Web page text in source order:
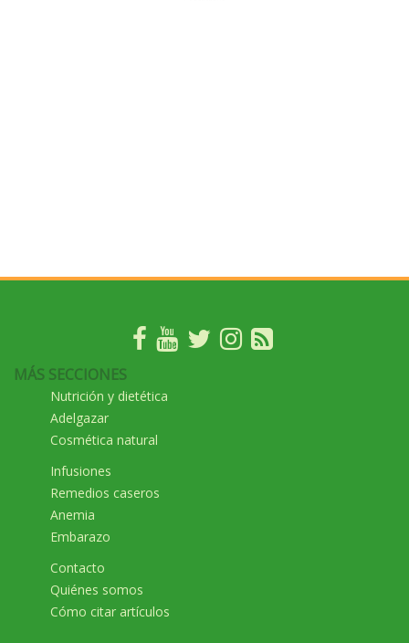
MÁS SECCIONES
Nutrición y dietética
Adelgazar
Cosmética natural
Infusiones
Remedios caseros
Anemia
Embarazo
Contacto
Quiénes somos
Cómo citar artículos